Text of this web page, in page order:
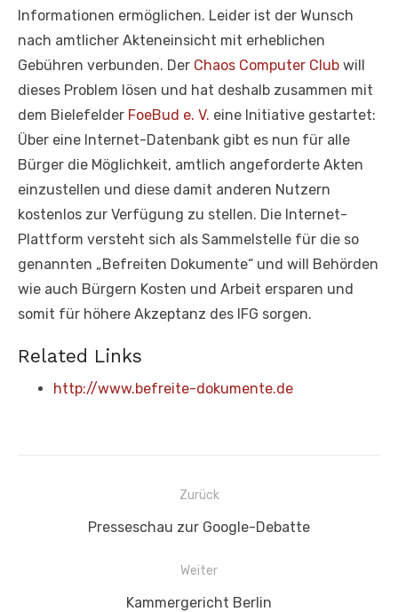
Informationen ermöglichen. Leider ist der Wunsch
nach amtlicher Akteneinsicht mit erheblichen
Gebühren verbunden. Der Chaos Computer Club will
dieses Problem lösen und hat deshalb zusammen mit
dem Bielefelder FoeBud e. V. eine Initiative gestartet:
Über eine Internet-Datenbank gibt es nun für alle
Bürger die Möglichkeit, amtlich angeforderte Akten
einzustellen und diese damit anderen Nutzern
kostenlos zur Verfügung zu stellen. Die Internet-
Plattform versteht sich als Sammelstelle für die so
genannten „Befreiten Dokumente“ und will Behörden
wie auch Bürgern Kosten und Arbeit ersparen und
somit für höhere Akzeptanz des IFG sorgen.
Related Links
http://www.befreite-dokumente.de
Beitragsnavigation
Zurück
Vorheriger
Presseschau zur Google-Debatte
Weiter
Nächster
Kammergericht Berlin